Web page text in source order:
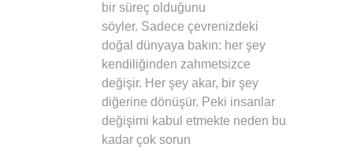
bir süreç olduğunu
söyler. Sadece çevrenizdeki
doğal dünyaya bakın: her şey
kendiliğinden zahmetsizce
değişir. Her şey akar, bir şey
diğerine dönüşür. Peki insanlar
değişimi kabul etmekte neden bu
kadar çok sorun